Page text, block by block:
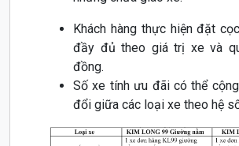
Khách hàng thực hiện đặt
đầy đủ theo giá trị xe và
đồng.
Số xe tính ưu đãi có thể
đổi giữa các loại xe theo hệ